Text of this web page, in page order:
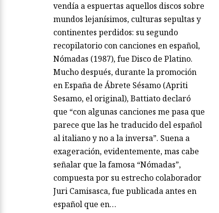
vendía a espuertas aquellos discos sobre
mundos lejanísimos, culturas sepultas y
continentes perdidos: su segundo
recopilatorio con canciones en español,
Nómadas (1987), fue Disco de Platino.
Mucho después, durante la promoción
en España de Ábrete Sésamo (Apriti
Sesamo, el original), Battiato declaró
que “con algunas canciones me pasa que
parece que las he traducido del español
al italiano y no a la inversa”. Suena a
exageración, evidentemente, mas cabe
señalar que la famosa “Nómadas”,
compuesta por su estrecho colaborador
Juri Camisasca, fue publicada antes en
español que en…